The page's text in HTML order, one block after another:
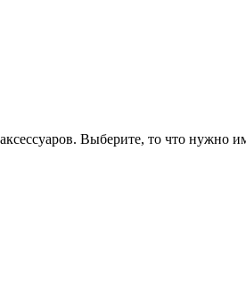
Выберите, то что нужно